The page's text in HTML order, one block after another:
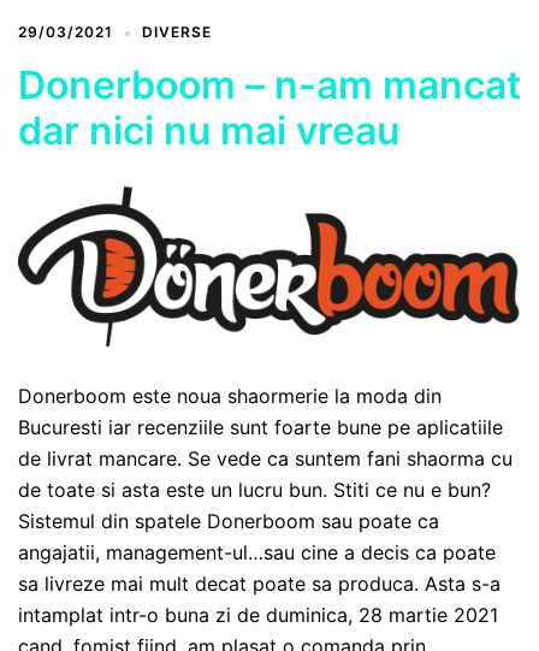
29/03/2021 DIVERSE
Donerboom – n-am mancat
dar nici nu mai vreau
Donerboom este noua shaormerie la moda din
Bucuresti iar recenziile sunt foarte bune pe aplicatiile
de livrat mancare. Se vede ca suntem fani shaorma cu
de toate si asta este un lucru bun. Stiti ce nu e bun?
Sistemul din spatele Donerboom sau poate ca
angajatii, management-ul…sau cine a decis ca poate
sa livreze mai mult decat poate sa produca. Asta s-a
intamplat intr-o buna zi de duminica, 28 martie 2021